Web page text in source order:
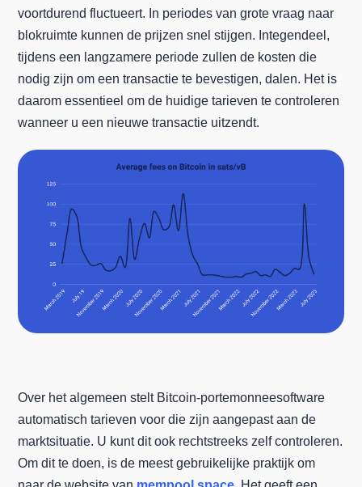
voortdurend fluctueert. In periodes van grote vraag naar
blokruimte kunnen de prijzen snel stijgen. Integendeel,
tijdens een langzamere periode zullen de kosten die
nodig zijn om een transactie te bevestigen, dalen. Het is
daarom essentieel om de huidige tarieven te controleren
wanneer u een nieuwe transactie uitzendt.
Over het algemeen stelt Bitcoin-portemonneesoftware
automatisch tarieven voor die zijn aangepast aan de
marktsituatie. U kunt dit ook rechtstreeks zelf controleren.
Om dit te doen, is de meest gebruikelijke praktijk om